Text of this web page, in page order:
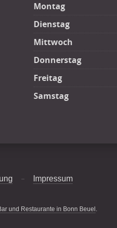
Montag
Dienstag
Mittwoch
Donnerstag
Freitag
Samstag
Impressum
und Restaurante in Bonn Beuel .